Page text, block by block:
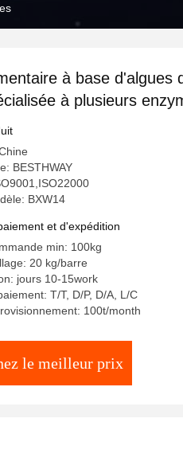
à base d'algues
à plusieurs
BESTHWAY
BXW14
et d'expédition
min: 100kg
20 kg/barre
jours 10-15work
T/T, D/P, D/A, L/C
100t/month
le meilleur prix